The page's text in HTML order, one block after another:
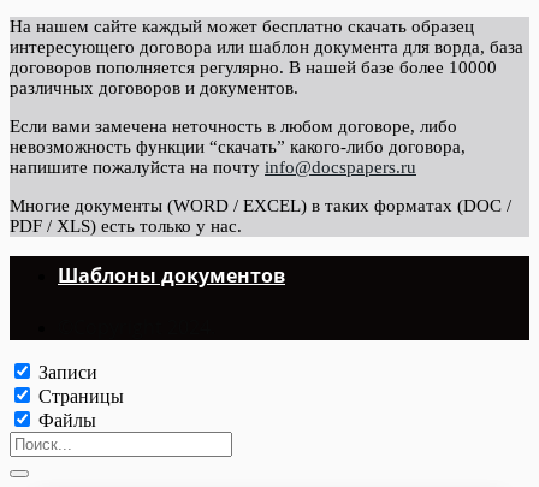
На нашем сайте каждый может бесплатно скачать образец
интересующего договора или шаблон документа для ворда, база
договоров пополняется регулярно. В нашей базе более 10000
различных договоров и документов.
Если вами замечена неточность в любом договоре, либо
невозможность функции “скачать” какого-либо договора,
напишите пожалуйста на почту info@docspapers.ru
Многие документы (WORD / EXCEL) в таких форматах (DOC /
PDF / XLS) есть только у нас.
Шаблоны документов
Записи
Страницы
Файлы